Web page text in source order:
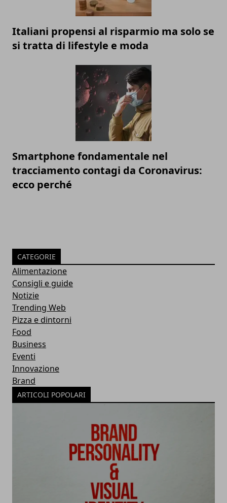
Italiani propensi al risparmio ma solo se
si tratta di lifestyle e moda
Smartphone fondamentale nel
tracciamento contagi da Coronavirus:
ecco perché
CATEGORIE
Alimentazione
Consigli e guide
Notizie
Trending Web
Pizza e dintorni
Food
Business
Eventi
Innovazione
Brand
ARTICOLI POPOLARI